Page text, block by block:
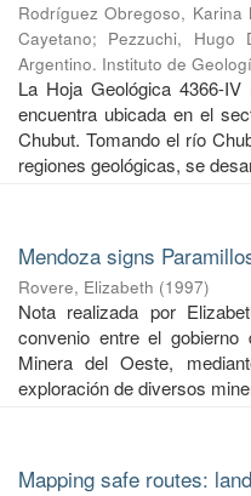
Rodríguez Obregoso, Karina
Cayetano; Pezzuchi, Hugo
Argentino. Instituto de
La Hoja Geológica 4366-
encuentra ubicada en el
Chubut. Tomando el río
regiones geológicas, se
Mendoza signs
Rovere, Elizabeth (1997)
Nota realizada por
convenio entre el
Minera del Oeste,
exploración de diversos
Mapping safe routes: